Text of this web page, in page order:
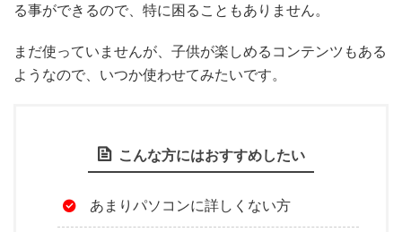
る事ができるので、特に困ることもありません。
まだ使っていませんが、子供が楽しめるコンテンツもある
ようなので、いつか使わせてみたいです。
こんな方にはおすすめしたい
あまりパソコンに詳しくない方